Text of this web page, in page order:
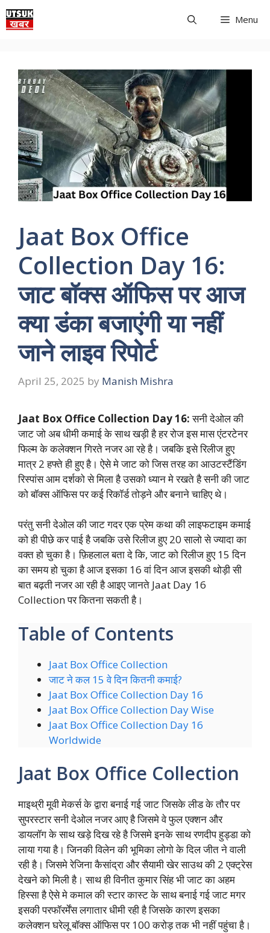
Skip
to
Menu
Jaat Box Office
Collection Day 16:
जाट बॉक्स ऑफिस पर आज
क्या डंका बजाएंगी या नहीं
जाने लाइव रिपोर्ट
April 25, 2025 by Manish Mishra
Jaat Box Office Collection Day 16:सनी देओल की
जाट जो अब धीमी कमाई के साथ खड़ी है हर रोज इस मास एंटरटेनर
फिल्म के कलेक्शन गिरते नजर आ रहे है। जबकि इसे रिलीज हुए
मात्र 2 हफ्ते ही हुए है। ऐसे मे जाट को जिस तरह का आउटस्टैंडिंग
रिस्पांस आम दर्शको से मिला है उसको ध्यान मे रखते है सनी की जाट
को बॉक्स ऑफिस पर कई रिकॉर्ड तोड़ने और बनाने चाहिए थे।
परंतु सनी देओल की जाट गदर एक प्रेम कथा की लाइफटाइम कमाई
को ही पीछे कर पाई है जबकि उसे रिलीज हुए 20 सालो से ज्यादा का
वक्त हो चुका है। फ़िहलाल बता दे कि, जाट को रिलीज हुए 15 दिन
का समय हो चुका है आज इसका 16 वां दिन आज इसकी थोड़ी सी
बात बढ़ती नजर आ रही है आइए जानते Jaat Day 16
Collection पर कितना सकती है।
Table of Contents
Jaat Box Office Collection
जाट ने कल 15 वे दिन कितनी कमाई?
Jaat Box Office Collection Day 16
Jaat Box Office Collection Day Wise
Jaat Box Office Collection Day 16
Worldwide
Jaat Box Office Collection
माइथ्री मूवी मेकर्स के द्वारा बनाई गई जाट जिसके लीड के तौर पर
सुपरस्टार सनी देओल नजर आए है जिसमे वे फुल एक्शन और
डायलॉग के साथ खड़े दिख रहे है जिसमे इनके साथ रणदीप हुड्डा को
लाया गया है। जिनकी विलेन की भूमिका लोगो के दिल जीत ने वाली
रही है। जिसमे रेजिना कैसांद्रा और सैयामी खेर साउथ की 2 एक्ट्रेस
देखने को मिली है। साथ ही विनीत कुमार सिंह भी जाट का अहम
हिस्सा है ऐसे मे कमाल की स्टार कास्ट के साथ बनाई गई जाट मगर
इसकी परफॉरर्मेंस लगातार धीमी रही है जिसके कारण इसका
कलेक्शन घरेलू बॉक्स ऑफिस पर 100 करोड़ तक भी नहीं पहुंचा है।